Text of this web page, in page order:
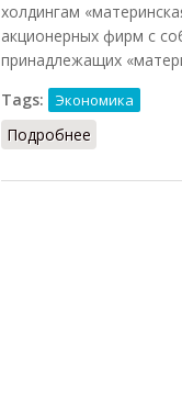
холдингам
акционерных фирм с
принадлежащих
Tags:
Экономика
Подробнее